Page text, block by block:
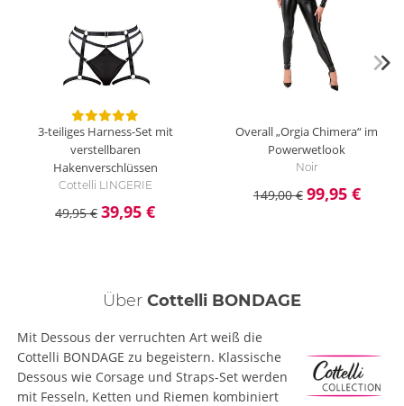
3-teiliges Harness-Set mit
verstellbaren
Hakenverschlüssen
Cottelli LINGERIE
49,95 € 39,95 €
Overall „Orgia Chimera“ im
Powerwetlook
Noir
149,00 € 99,95 €
Über Cottelli BONDAGE
Mit Dessous der verruchten Art weiß die
Cottelli BONDAGE zu begeistern. Klassische
Dessous wie Corsage und Straps-Set werden
mit Fesseln, Ketten und Riemen kombiniert